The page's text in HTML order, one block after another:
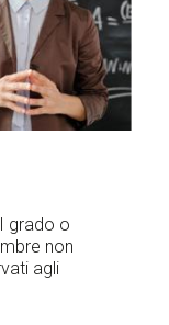
grado o
non
agli